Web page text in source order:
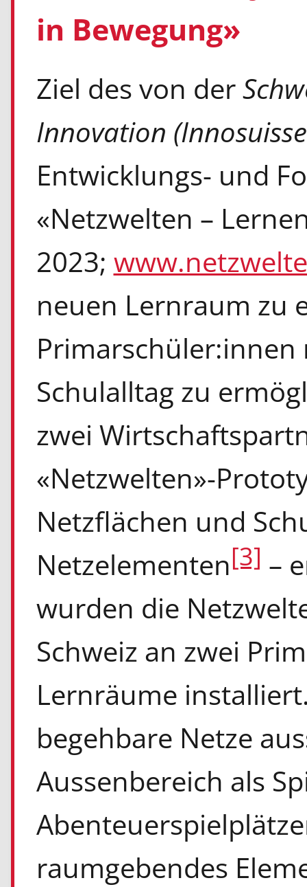
in Bewegung»
Ziel des von der
Innovation (Innosuisse
Entwicklungs- und
«Netzwelten –
2023;
neuen Lernraum zu
Schulalltag zu
zwei
«Netzwelten»-
Netzflächen und
Netzelementen[3] –
wurden die
Schweiz an zwei
Lernräume
begehbare Netze
Aussenbereich als
raumgebendes